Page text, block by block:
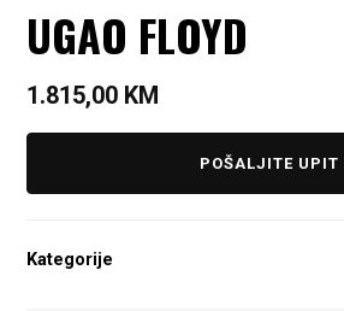
UGAO FLOYD
1.815,00 KM
POŠALJITE UPIT
Kategorije